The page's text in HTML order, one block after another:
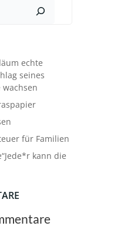
echte
seines
wachsen
für Familien
kann die